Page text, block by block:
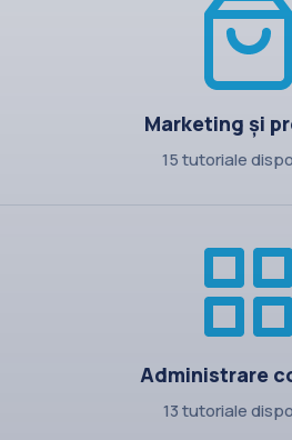
Marketing și
15 tutoriale
Administrare
13 tutoriale